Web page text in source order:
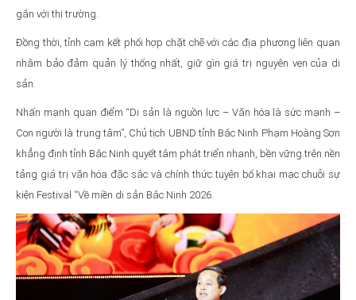
gắn với thị trường.
Đồng thời, tỉnh cam kết phối hợp chặt chẽ với các địa phương liên quan
nhằm bảo đảm quản lý thống nhất, giữ gìn giá trị nguyên vẹn của di
sản.
Nhấn mạnh quan điểm “Di sản là nguồn lực – Văn hóa là sức mạnh –
Con người là trung tâm”, Chủ tịch UBND tỉnh Bắc Ninh Phạm Hoàng Sơn
khẳng định tỉnh Bắc Ninh quyết tâm phát triển nhanh, bền vững trên nền
tảng giá trị văn hóa đặc sắc và chính thức tuyên bố khai mạc chuỗi sự
kiện Festival “Về miền di sản Bắc Ninh 2026.